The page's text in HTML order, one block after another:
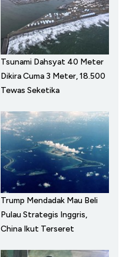
Tsunami Dahsyat 40 Meter
Dikira Cuma 3 Meter, 18.500
Tewas Seketika
Trump Mendadak Mau Beli
Pulau Strategis Inggris,
China Ikut Terseret